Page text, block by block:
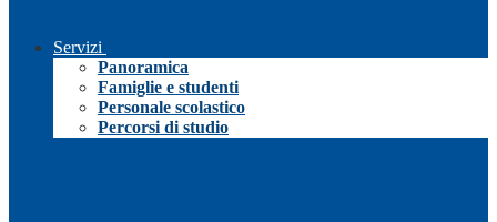
Servizi
Panoramica
Famiglie e studenti
Personale scolastico
Percorsi di studio